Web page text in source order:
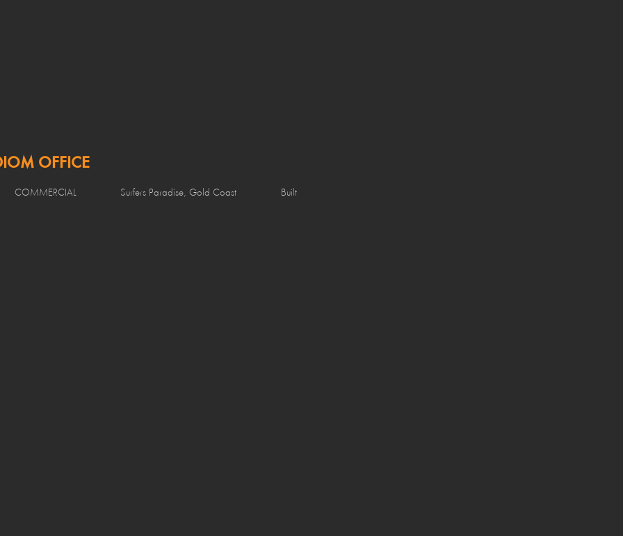
OFFICE
COMMERCIAL Surfers Paradise, Gold Coast Built